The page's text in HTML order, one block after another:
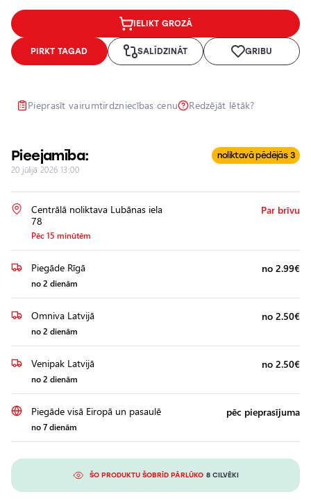
IELIKT GROZĀ
PIRKT TAGAD SALĪDZINĀT GRIBU
Pieprasīt vairumtirdzniecības cenu Redzējāt lētāk?
Pieejamība: noliktavā pēdējās 3
20 jūlijā 2026 13:00
Centrālā noliktava Lubānas iela
78
Pēc 15 minūtēm
Par brīvu
Piegāde Rīgā
no 2 dienām
no 2.99€
Omniva Latvijā
no 2 dienām
no 2.50€
Venipak Latvijā
no 2 dienām
no 2.50€
Piegāde visā Eiropā un pasaulē
no 7 dienām
pēc pieprasījuma
ŠO PRODUKTU ŠOBRĪD PĀRLŪKO 8 CILVĒKI
Lukturu
pulēšana
Papildu
aprīkojuma